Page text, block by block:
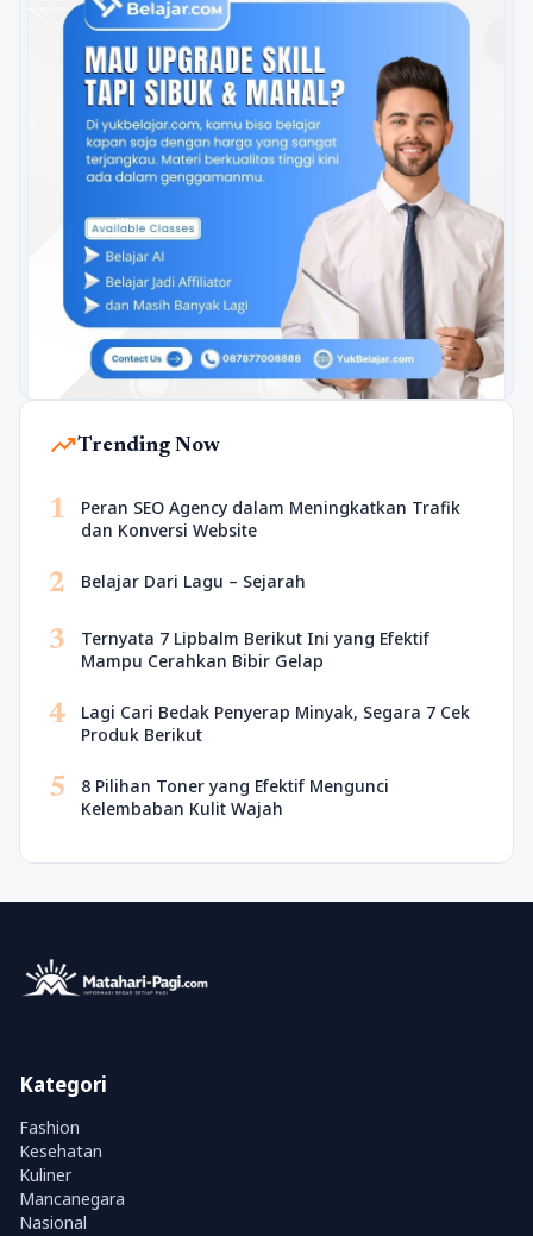
trending_upTrending Now
1
Peran SEO Agency dalam Meningkatkan Trafik
dan Konversi Website
2 Belajar Dari Lagu – Sejarah
3
Ternyata 7 Lipbalm Berikut Ini yang Efektif
Mampu Cerahkan Bibir Gelap
4
Lagi Cari Bedak Penyerap Minyak, Segara 7 Cek
Produk Berikut
5
8 Pilihan Toner yang Efektif Mengunci
Kelembaban Kulit Wajah
Kategori
Fashion
Kesehatan
Kuliner
Mancanegara
Nasional